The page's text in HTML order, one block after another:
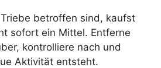
betroffen sind, kaufst
sofort ein Mittel. Entferne
kontrolliere nach und
Aktivität entsteht.